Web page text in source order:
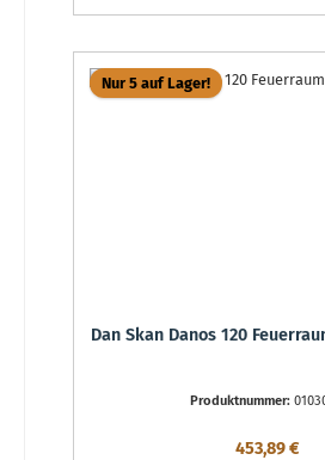
Nur 5 auf Lager!
Dan Skan Danos 120
Produktnummer:
Regulärer
453,89 €